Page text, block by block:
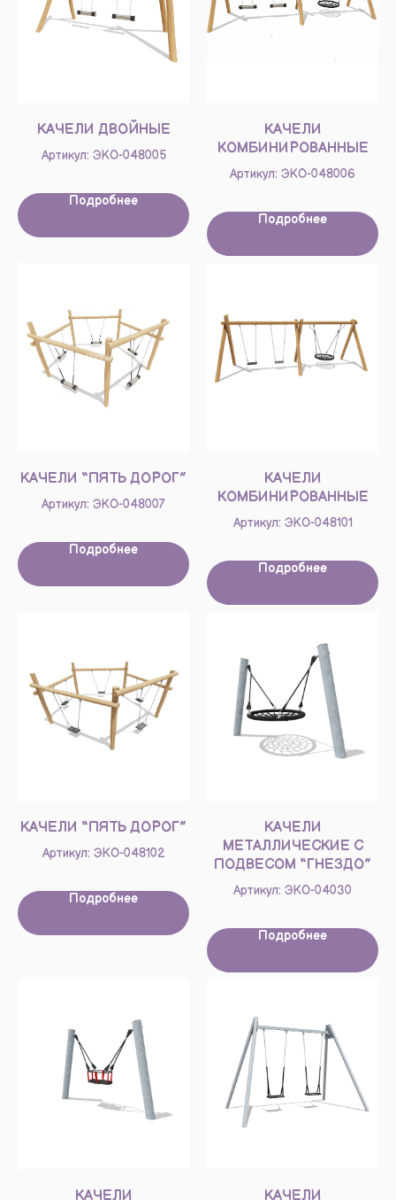
КАЧЕЛИ ДВОЙНЫЕ
Артикул: ЭКО-048005
Подробнее
КАЧЕЛИ
КОМБИНИРОВАННЫЕ
Артикул: ЭКО-048006
Подробнее
КАЧЕЛИ “ПЯТЬ ДОРОГ”
Артикул: ЭКО-048007
Подробнее
КАЧЕЛИ
КОМБИНИРОВАННЫЕ
Артикул: ЭКО-048101
Подробнее
КАЧЕЛИ “ПЯТЬ ДОРОГ”
Артикул: ЭКО-048102
Подробнее
КАЧЕЛИ
МЕТАЛЛИЧЕСКИЕ С
ПОДВЕСОМ “ГНЕЗДО”
Артикул: ЭКО-04030
Подробнее
КАЧЕЛИ КАЧЕЛИ